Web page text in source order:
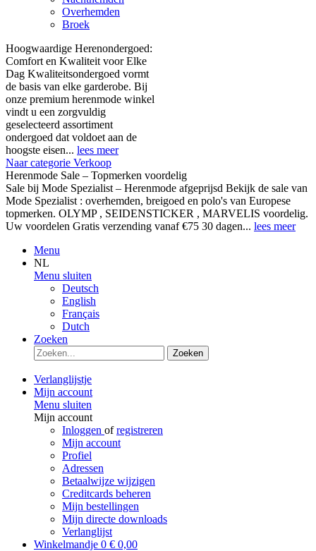
Overhemden
Broek
Hoogwaardige Herenondergoed:
Comfort en Kwaliteit voor Elke
Dag Kwaliteitsondergoed vormt
de basis van elke garderobe. Bij
onze premium herenmode winkel
vindt u een zorgvuldig
geselecteerd assortiment
ondergoed dat voldoet aan de
hoogste eisen... lees meer
Naar categorie Verkoop
Herenmode Sale – Topmerken voordelig
Sale bij Mode Spezialist – Herenmode afgeprijsd Bekijk de sale van
Mode Spezialist : overhemden, breigoed en polo's van Europese
topmerken. OLYMP , SEIDENSTICKER , MARVELIS voordelig.
Uw voordelen Gratis verzending vanaf €75 30 dagen... lees meer
Menu
NL
Menu sluiten
Deutsch
English
Français
Dutch
Zoeken
Zoeken
Verlanglijstje
Mijn account
Menu sluiten
Mijn account
Inloggen ofregistreren
Mijn account
Profiel
Adressen
Betaalwijze wijzigen
Creditcards beheren
Mijn bestellingen
Mijn directe downloads
Verlanglijst
Winkelmandje 0 € 0,00